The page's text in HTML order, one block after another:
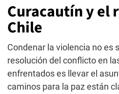
Curacautín y el
Chile
Condenar la violencia no es
resolución del conflicto en
enfrentados es llevar el
caminos para la paz están